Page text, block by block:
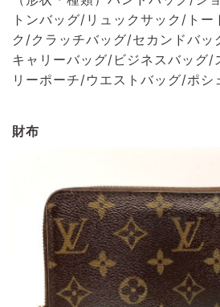
トンバッグ/リュックサック/ト
ク/クラッチバッグ/セカンドバ
キャリーバッグ/ビジネスバッグ/
リーポーチ/ウエストバッグ/ポシ
財布